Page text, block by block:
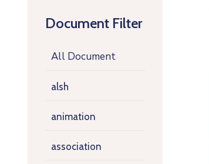
Document Filter
All Document
alsh
animation
association